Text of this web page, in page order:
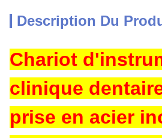
Description Du
Chariot
clinique
prise en acier